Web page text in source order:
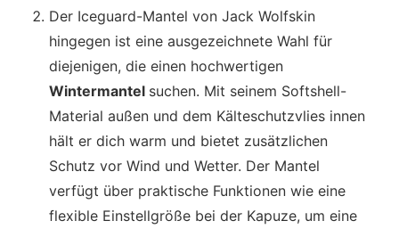
Der Iceguard-Mantel von Jack Wolfskin
hingegen ist eine ausgezeichnete Wahl für
diejenigen, die einen hochwertigen
Wintermantel suchen. Mit seinem Softshell-
Material außen und dem Kälteschutzvlies innen
hält er dich warm und bietet zusätzlichen
Schutz vor Wind und Wetter. Der Mantel
verfügt über praktische Funktionen wie eine
flexible Einstellgröße bei der Kapuze, um eine